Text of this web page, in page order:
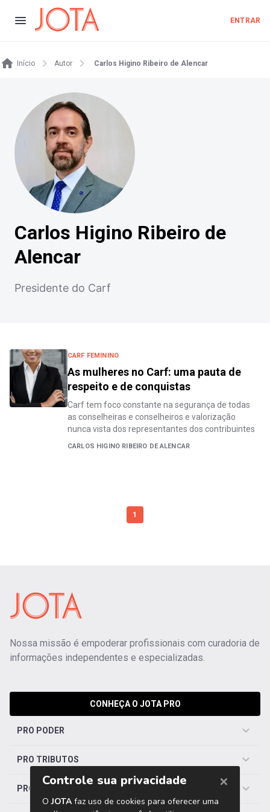
ENTRAR
Início Autor Carlos Higino Ribeiro de Alencar
Carlos Higino Ribeiro de
Alencar
Presidente do Carf
CARF FEMININO
As mulheres no Carf: uma pauta de
respeito e de conquistas
Carf tem foco constante na segurança de todas
as conselheiras e conselheiros e valorização
nunca vista dos representantes dos contribuintes
CARLOS HIGINO RIBEIRO DE ALENCAR
1
Nossa missão é empoderar profissionais com curadoria de
informações independentes e especializadas.
CONHEÇA O JOTA PRO
PRO PODER
PRO TRIBUTOS
PRO TRABALHISTA